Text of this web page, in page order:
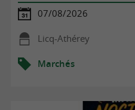
07/08/2026
Licq-Athérey
Marchés